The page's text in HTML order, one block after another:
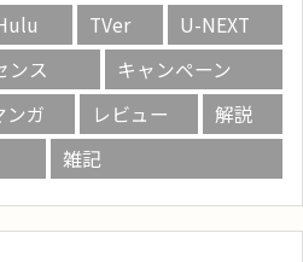
TVer
U-NEXT
ンス
キャンペーン
ンガ レビュー
解説
雑記